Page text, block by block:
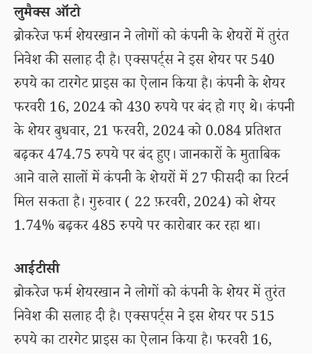
लुमैक्स ऑटो
ब्रोकरेज फर्म शेयरखान ने लोगों को कंपनी के शेयरों में तुरंत
निवेश की सलाह दी है। एक्सपर्ट्स ने इस शेयर पर 540
रुपये का टारगेट प्राइस का ऐलान किया है। कंपनी के शेयर
फरवरी 16, 2024 को 430 रुपये पर बंद हो गए थे। कंपनी
के शेयर बुधवार, 21 फरवरी, 2024 को 0.084 प्रतिशत
बढ़कर 474.75 रुपये पर बंद हुए। जानकारों के मुताबिक
आने वाले सालों में कंपनी के शेयरों में 27 फीसदी का रिटर्न
मिल सकता है। गुरुवार ( 22 फ़रवरी, 2024) को शेयर
1.74% बढ़कर 485 रुपये पर कारोबार कर रहा था।
आईटीसी
ब्रोकरेज फर्म शेयरखान ने लोगों को कंपनी के शेयर में तुरंत
निवेश की सलाह दी है। एक्सपर्ट्स ने इस शेयर पर 515
रुपये का टारगेट प्राइस का ऐलान किया है। फरवरी 16,